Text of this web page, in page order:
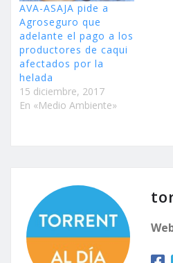
AVA-ASAJA pide a
Agroseguro que
adelante el pago a los
productores de caqui
afectados por la
helada
15 diciembre, 2017
En «Medio Ambiente»